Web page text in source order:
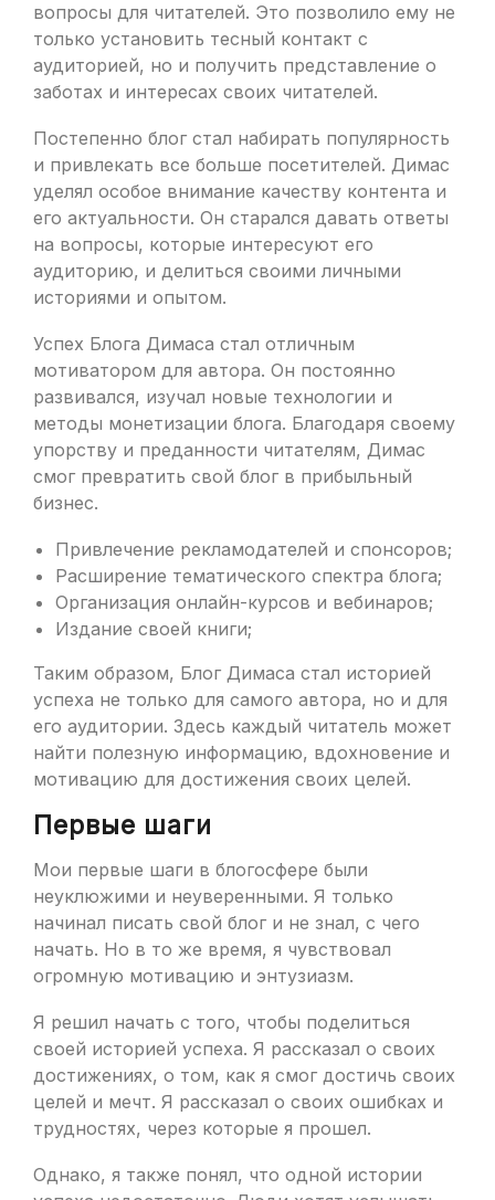
вопросы для читателей. Это позволило ему не
только установить тесный контакт с
аудиторией, но и получить представление о
заботах и интересах своих читателей.
Постепенно блог стал набирать популярность
и привлекать все больше посетителей. Димас
уделял особое внимание качеству контента и
его актуальности. Он старался давать ответы
на вопросы, которые интересуют его
аудиторию, и делиться своими личными
историями и опытом.
Успех Блога Димаса стал отличным
мотиватором для автора. Он постоянно
развивался, изучал новые технологии и
методы монетизации блога. Благодаря своему
упорству и преданности читателям, Димас
смог превратить свой блог в прибыльный
бизнес.
Привлечение рекламодателей и спонсоров;
Расширение тематического спектра блога;
Организация онлайн-курсов и вебинаров;
Издание своей книги;
Таким образом, Блог Димаса стал историей
успеха не только для самого автора, но и для
его аудитории. Здесь каждый читатель может
найти полезную информацию, вдохновение и
мотивацию для достижения своих целей.
Первые шаги
Мои первые шаги в блогосфере были
неуклюжими и неуверенными. Я только
начинал писать свой блог и не знал, с чего
начать. Но в то же время, я чувствовал
огромную мотивацию и энтузиазм.
Я решил начать с того, чтобы поделиться
своей историей успеха. Я рассказал о своих
достижениях, о том, как я смог достичь своих
целей и мечт. Я рассказал о своих ошибках и
трудностях, через которые я прошел.
Однако, я также понял, что одной истории